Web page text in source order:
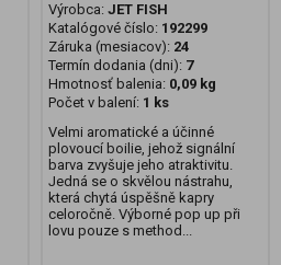
Výrobca: JET FISH
Katalógové číslo: 192299
Záruka (mesiacov): 24
Termín dodania (dni): 7
Hmotnosť balenia: 0,09 kg
Počet v balení: 1 ks
Velmi aromatické a účinné
plovoucí boilie, jehož signální
barva zvyšuje jeho atraktivitu.
Jedná se o skvělou nástrahu,
která chytá úspěšně kapry
celoročně. Výborné pop up při
lovu pouze s method...